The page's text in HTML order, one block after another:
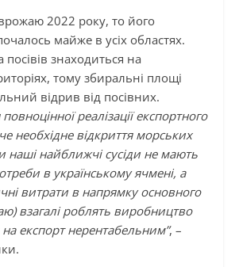
2022 року, то його
майже в усіх областях.
знаходиться на
тому збиральні площі
відрив від посівних.
повноцінної реалізації експортного
необхідне відкриття морських
наші найближчі сусіди не мають
в українському ячмені, а
витрати в напрямку основного
взагалі роблять виробництво
експорт нерентабельним”, –